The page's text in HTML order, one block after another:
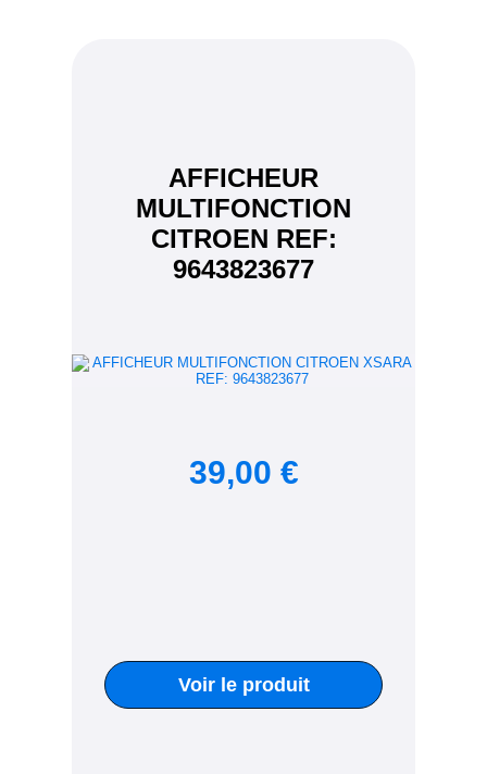
AFFICHEUR
MULTIFONCTION
CITROEN REF:
9643823677
39,00 €
Voir le produit